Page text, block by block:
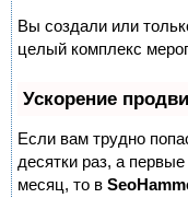
Вы создали или
целый комплекс
Ускорение
Если вам трудно
десятки раз, а
месяц, то в